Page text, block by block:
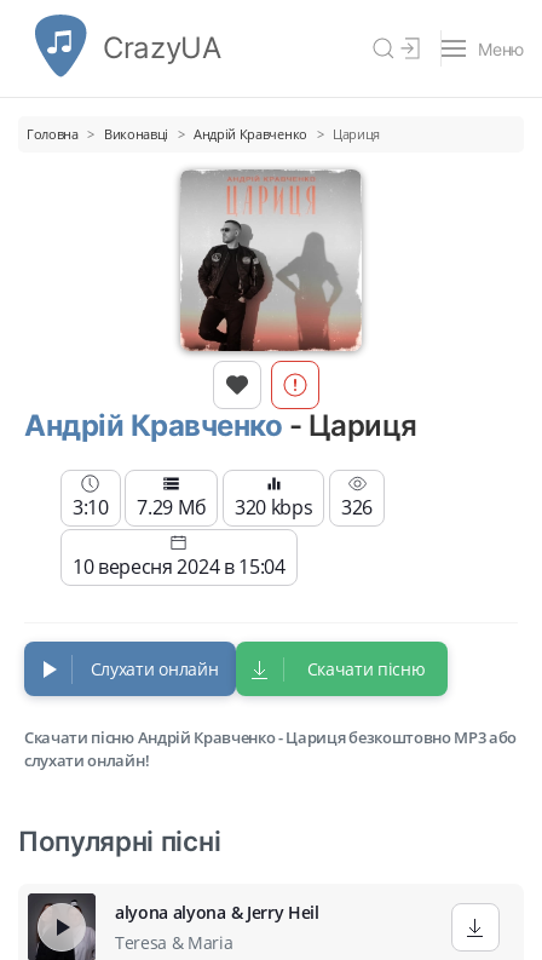
CrazyUA Меню
Головна Виконавці Андрій Кравченко Цариця
Андрій Кравченко - Цариця
3:10 7.29 Мб 320 kbps 326
10 вересня 2024 в 15:04
Слухати онлайн Скачати пісню
Скачати пісню Андрій Кравченко - Цариця безкоштовно MP3 або
слухати онлайн!
Популярні пісні
alyona alyona & Jerry Heil
Teresa & Maria